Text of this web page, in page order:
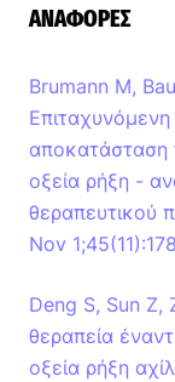
ΑΝΑΦΟΡΈΣ
Brumann M,
αποκατάσταση
οξεία ρήξη -
θεραπευτικού
Nov
Deng S, Sun Z,
θεραπεία
οξεία ρήξη